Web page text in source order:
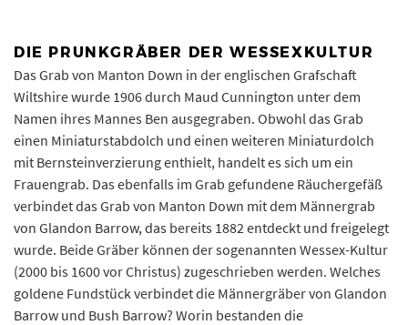
DIE PRUNKGRÄBER DER WESSEXKULTUR
Das Grab von Manton Down in der englischen Grafschaft
Wiltshire wurde 1906 durch Maud Cunnington unter dem
Namen ihres Mannes Ben ausgegraben. Obwohl das Grab
einen Miniaturstabdolch und einen weiteren Miniaturdolch
mit Bernsteinverzierung enthielt, handelt es sich um ein
Frauengrab. Das ebenfalls im Grab gefundene Räuchergefäß
verbindet das Grab von Manton Down mit dem Männergrab
von Glandon Barrow, das bereits 1882 entdeckt und freigelegt
wurde. Beide Gräber können der sogenannten Wessex-Kultur
(2000 bis 1600 vor Christus) zugeschrieben werden. Welches
goldene Fundstück verbindet die Männergräber von Glandon
Barrow und Bush Barrow? Worin bestanden die